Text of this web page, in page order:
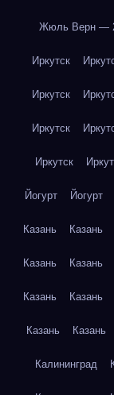
Жюль Верн —
Иркутск
Иркутск
Иркутск
Иркутск
Йогурт Йогурт
Казань Казань
Казань Казань
Казань Казань
Казань Казань
Калининград